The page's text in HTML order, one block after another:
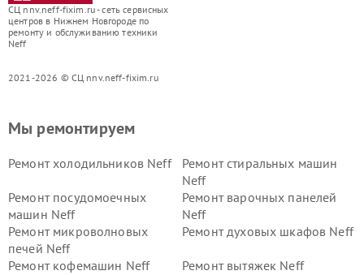
СЦ nnv.neff-fixim.ru - сеть сервисных
центров в Нижнем Новгороде по
ремонту и обслуживанию техники
Neff
2021-2026 © СЦ nnv.neff-fixim.ru
Мы ремонтируем
Ремонт холодильников Neff
Ремонт стиральных машин
Neff
Ремонт посудомоечных
машин Neff
Ремонт варочных панелей
Neff
Ремонт микроволновых
печей Neff
Ремонт духовых шкафов Neff
Ремонт кофемашин Neff Ремонт вытяжек Neff